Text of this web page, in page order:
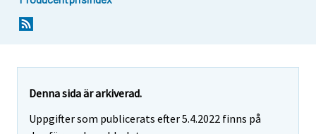
Denna sida är arkiverad.
Uppgifter som publicerats efter 5.4.2022 finns på